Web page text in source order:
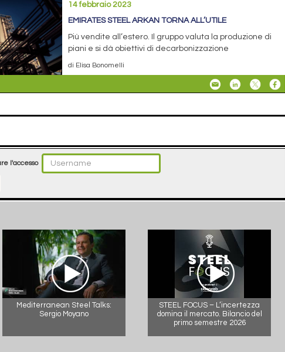
14 febbraio 2023
EMIRATES STEEL ARKAN TORNA ALL’UTILE
Più vendite all’estero. Il gruppo valuta la produzione di
piani e si dà obiettivi di decarbonizzazione
di Elisa Bonomelli
l'accesso
Mediterranean Steel Talks:
Sergio Moyano
STEEL FOCUS – L’incertezza
domina il mercato. Bilancio del
primo semestre 2026